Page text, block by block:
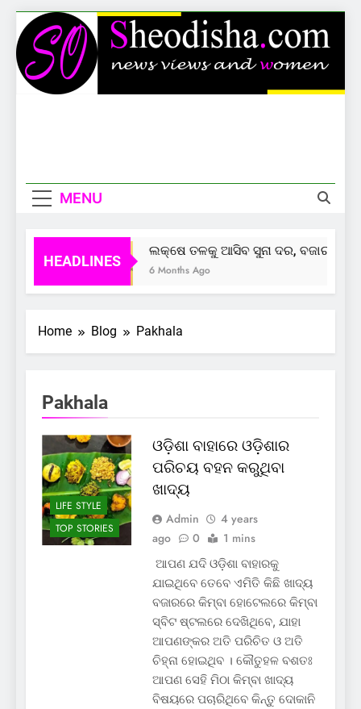
Skip
to
content
MENU
HEADLINES
ଲକ୍ଷେ ତଳକୁ ଆସିବ ସୁନା ଦର, ବଜାର
6 Months Ago
Home Blog Pakhala
Pakhala
LIFE STYLE
TOP STORIES
ଓଡ଼ିଶା ବାହାରେ ଓଡ଼ିଶାର
ପରିଚୟ ବହନ କରୁଥିବା
ଖାଦ୍ୟ
Admin
4 years
ago
0 1 mins
ଆପଣ ଯଦି ଓଡ଼ିଶା ବାହାରକୁ
ଯାଇଥିବେ ତେବେ ଏମିତି କିଛି ଖାଦ୍ୟ
ବଜାରରେ କିମ୍ବା ହୋଟେଲରେ କିମ୍ବା
ସ୍ବିଟ ଷ୍ଟଲରେ ଦେଖିଥିବେ, ଯାହା
ଆପଣଙ୍କର ଅତି ପରିଚିତ ଓ ଅତି
ଚିହ୍ନା ହୋଇଥିବ । କୌତୁହଳ ବଶତଃ
ଆପଣ ସେହି ମିଠା କିମ୍ବା ଖାଦ୍ୟ
ବିଷୟରେ ପଚାରିଥିବେ କିନ୍ତୁ ଦୋକାନି